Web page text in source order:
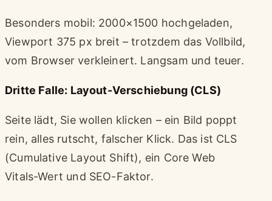
Besonders mobil: 2000×1500 hochgeladen,
Viewport 375 px breit – trotzdem das Vollbild,
vom Browser verkleinert. Langsam und teuer.
Dritte Falle: Layout-Verschiebung (CLS)
Seite lädt, Sie wollen klicken – ein Bild poppt
rein, alles rutscht, falscher Klick. Das ist CLS
(Cumulative Layout Shift), ein Core Web
Vitals-Wert und SEO-Faktor.